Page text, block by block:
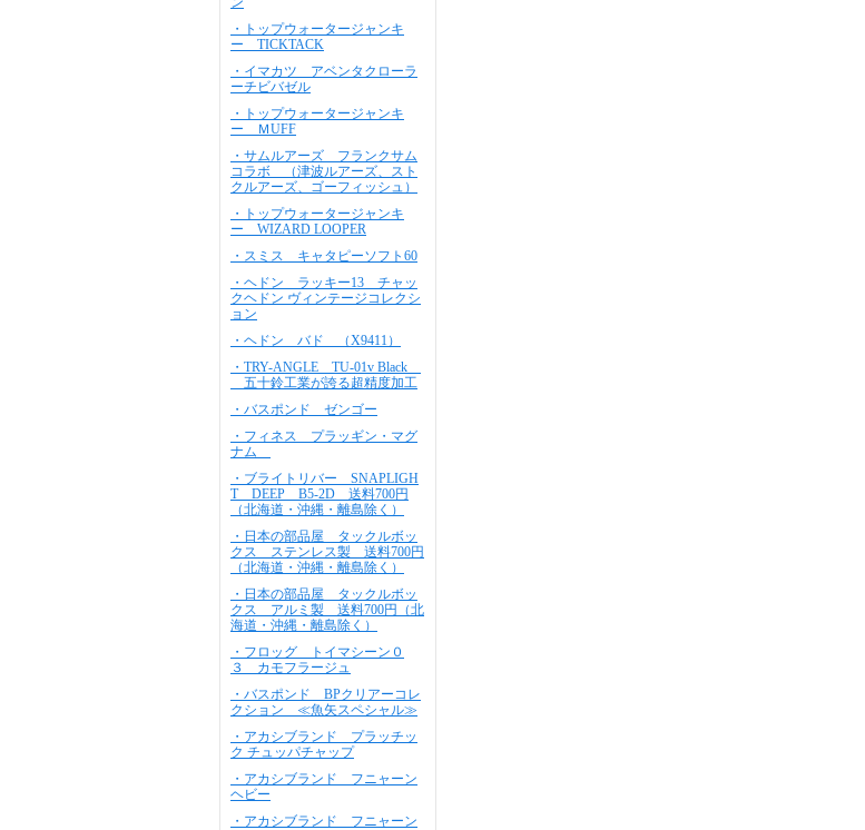
・トップウォータージャンキ
ー TICKTACK
・イマカツ アベンタクローラ
ーチビバゼル
・トップウォータージャンキ
ー ＭUFF
・サムルアーズ フランクサム
コラボ （津波ルアーズ、スト
クルアーズ、ゴーフィッシュ）
・トップウォータージャンキ
ー WIZARD LOOPER
・スミス キャタピーソフト60
・ヘドン ラッキー13 チャッ
クヘドン ヴィンテージコレクシ
ョン
・ヘドン バド （X9411）
・TRY-ANGLE TU-01v Black
五十鈴工業が誇る超精度加工
・バスポンド ゼンゴー
・フィネス プラッギン・マグ
ナム
・ブライトリバー SNAPLIGH
T DEEP B5-2D 送料700円
（北海道・沖縄・離島除く）
・日本の部品屋 タックルボッ
クス ステンレス製 送料700円
（北海道・沖縄・離島除く）
・日本の部品屋 タックルボッ
クス アルミ製 送料700円（北
海道・沖縄・離島除く）
・フロッグ トイマシーン０
３ カモフラージュ
・バスポンド BPクリアーコレ
クション ≪魚矢スペシャル≫
・アカシブランド プラッチッ
ク チュッパチャップ
・アカシブランド フニャーン
ヘビー
・アカシブランド フニャーン